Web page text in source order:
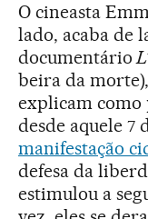
O cineasta
lado, acaba de
documentário
beira da
explicam como
desde aquele 7
manifestação
defesa da
estimulou a